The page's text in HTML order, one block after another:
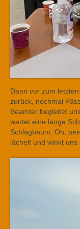
Dann vor zum
zurück, nochmal
Beamter begleitet
wartet eine lange
Schlagbaum. Oh,
lächelt und winkt